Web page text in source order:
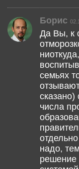
Борис
Да Вы, к
семьях
сказано)
числа
надо,
решение